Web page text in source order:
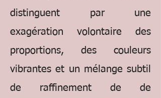
distinguent par une
exagération volontaire des
proportions, des couleurs
vibrantes et un mélange subtil
de raffinement de de